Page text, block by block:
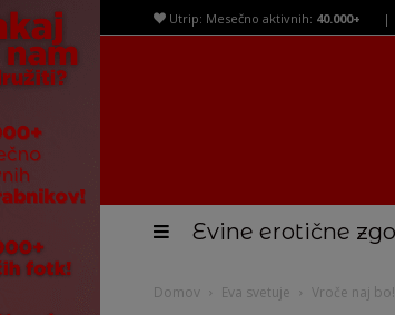
Utrip: Mesečno aktivnih: 40.000+ |
Evine erotične
Domov Eva svetuje Vroče naj bo!